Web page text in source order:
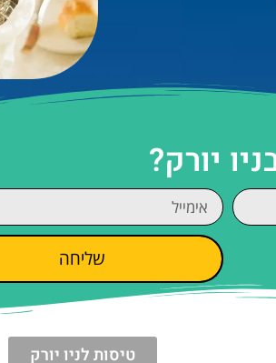
יורק?
שליחה
טיסות לניו יורק